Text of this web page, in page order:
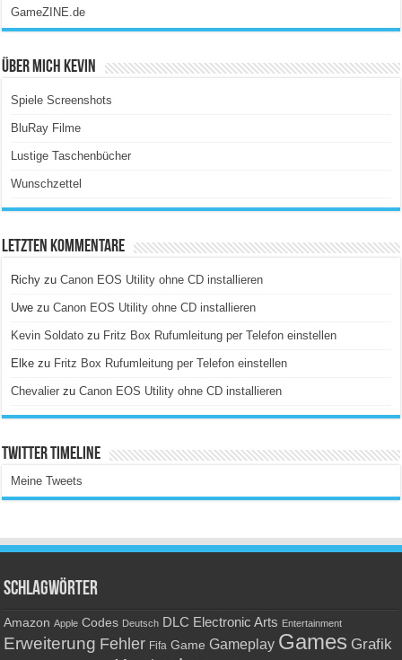
GameZINE.de
Über Mich Kevin
Spiele Screenshots
BluRay Filme
Lustige Taschenbücher
Wunschzettel
Letzten Kommentare
Richy zuCanon EOS Utility ohne CD installieren
Uwe zuCanon EOS Utility ohne CD installieren
Kevin Soldato zu Fritz Box Rufumleitung per Telefon einstellen
Elke zu Fritz Box Rufumleitung per Telefon einstellen
Chevalier zuCanon EOS Utility ohne CD installieren
Twitter Timeline
Meine Tweets
Schlagwörter
Amazon Apple Codes Deutsch DLC Electronic Arts Entertainment
Erweiterung Fehler Fifa Game Gameplay Games Grafik